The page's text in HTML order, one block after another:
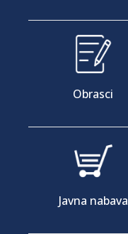
Obrasci
Javna nabava